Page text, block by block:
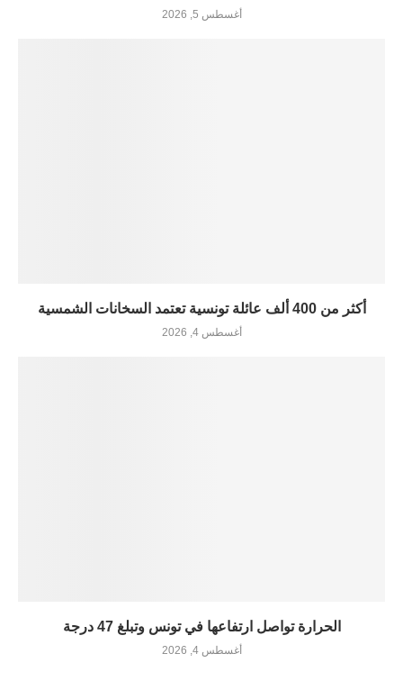
أغسطس 5, 2026
أكثر من 400 ألف عائلة تونسية تعتمد السخانات الشمسية
أغسطس 4, 2026
الحرارة تواصل ارتفاعها في تونس وتبلغ 47 درجة
أغسطس 4, 2026